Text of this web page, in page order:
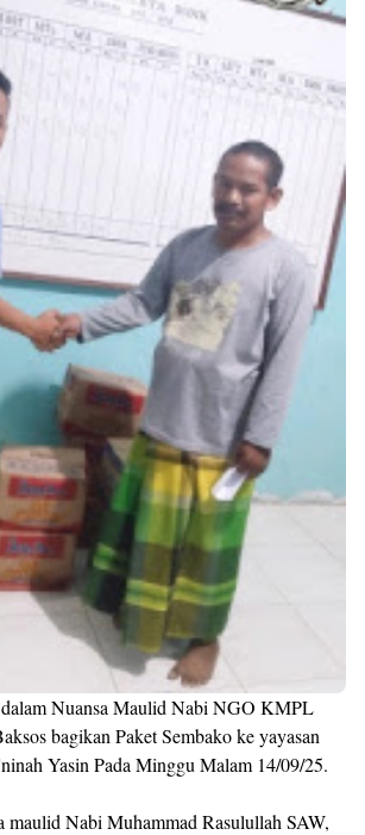
Nuansa Maulid Nabi NGO KMPL
bagikan Paket Sembako ke yayasan
Yasin Pada Minggu Malam 14/09/25.
maulid Nabi Muhammad Rasulullah SAW,